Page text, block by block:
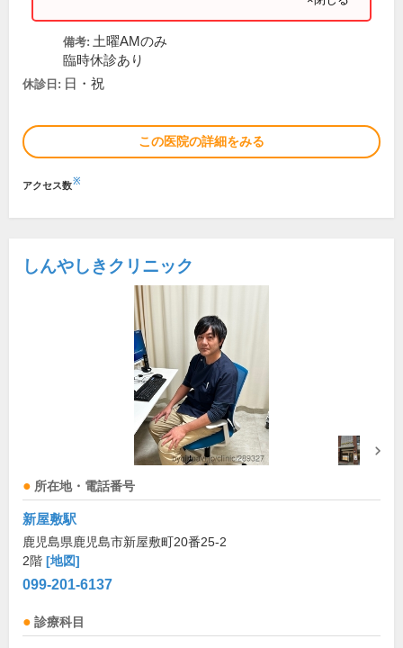
備考: 土曜AMのみ
臨時休診あり
休診日: 日・祝
この医院の詳細をみる
アクセス数※
しんやしきクリニック
所在地・電話番号
新屋敷駅
鹿児島県鹿児島市新屋敷町20番25-2
2階 [地図]
099-201-6137
診療科目